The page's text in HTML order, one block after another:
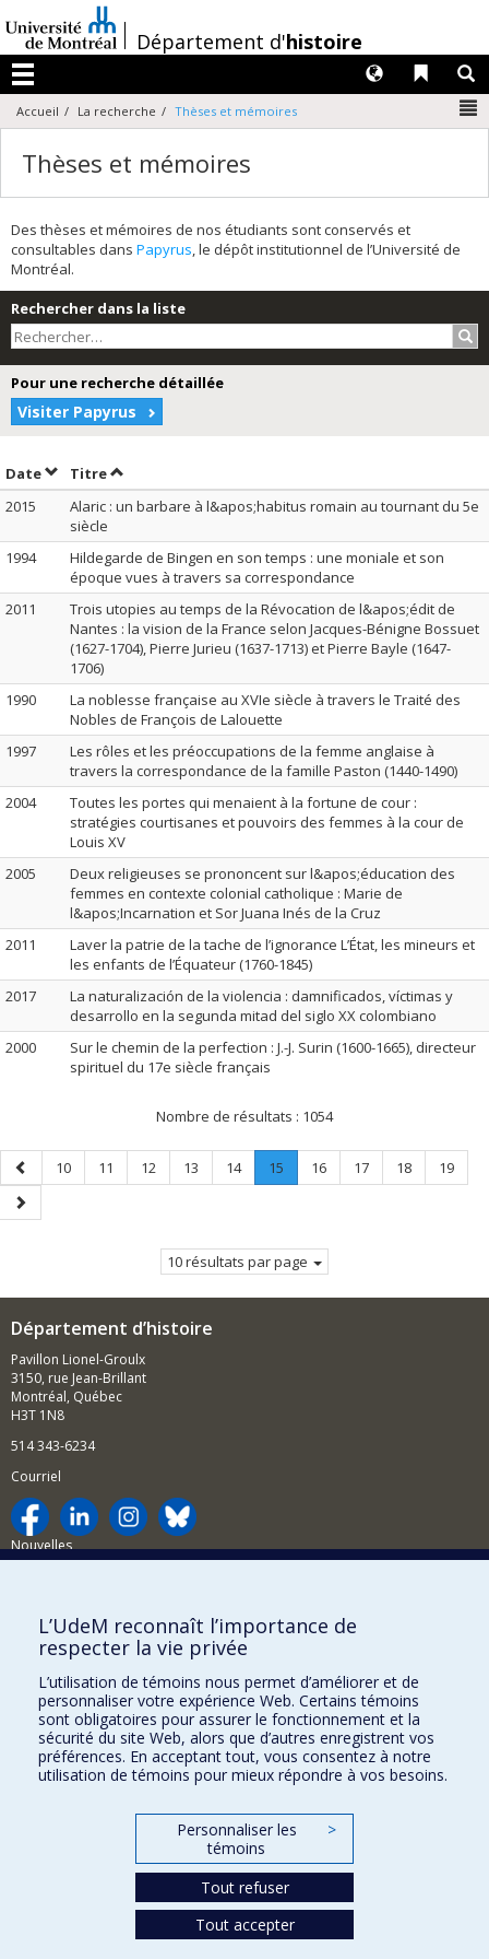
au
contenu
/Département d'histoire
Menu
Liens
Langues
Accueil La recherche Thèses et mémoires
Thèses et mémoires
Des thèses et mémoires de nos étudiants sont conservés et
consultables dans Papyrus, le dépôt institutionnel de l’Université de
Montréal.
Rechercher dans la liste
Pour une recherche détaillée
Visiter Papyrus
DateTrier par date en ordre décroissant
TitreTrier par titre en ordre décroissant
2015
Alaric : un barbare à l&apos;habitus romain au tournant du 5e
siècle
1994
Hildegarde de Bingen en son temps : une moniale et son
époque vues à travers sa correspondance
2011
Trois utopies au temps de la Révocation de l&apos;édit de
Nantes : la vision de la France selon Jacques-Bénigne Bossuet
(1627-1704), Pierre Jurieu (1637-1713) et Pierre Bayle (1647-
1706)
1990
La noblesse française au XVIe siècle à travers le Traité des
Nobles de François de Lalouette
1997
Les rôles et les préoccupations de la femme anglaise à
travers la correspondance de la famille Paston (1440-1490)
2004
Toutes les portes qui menaient à la fortune de cour :
stratégies courtisanes et pouvoirs des femmes à la cour de
Louis XV
2005
Deux religieuses se prononcent sur l&apos;éducation des
femmes en contexte colonial catholique : Marie de
l&apos;Incarnation et Sor Juana Inés de la Cruz
2011
Laver la patrie de la tache de l’ignorance L’État, les mineurs et
les enfants de l’Équateur (1760-1845)
2017
La naturalización de la violencia : damnificados, víctimas y
desarrollo en la segunda mitad del siglo XX colombiano
2000
Sur le chemin de la perfection : J.-J. Surin (1600-1665), directeur
spirituel du 17e siècle français
Nombre de résultats : 1054
Page
précédente
Page
10 Page
11 Page
12 Page
13 Page
14 Page
15
Page
Page
16 Page
17 Page
18 Page
19
Page
suivante
10 résultats par page
Département d’histoire
Pavillon Lionel-Groulx
3150, rue Jean-Brillant
Montréal, Québec
H3T 1N8
514 343-6234
Courriel
Nouvelles
Comment soutenir le Département?
BESOIN D'AIDE?
Plan du site
Signaler une erreur
Accessibilité
FACULTÉ DES ARTS ET DES SCIENCES
Nos départements et écoles
L’UdeM reconnaît l’importance de
respecter la vie privée
L’utilisation de témoins nous permet d’améliorer et de
personnaliser votre expérience Web. Certains témoins
sont obligatoires pour assurer le fonctionnement et la
sécurité du site Web, alors que d’autres enregistrent vos
préférences. En acceptant tout, vous consentez à notre
utilisation de témoins pour mieux répondre à vos besoins.
Personnaliser les
témoins
>
Tout refuser
Tout accepter